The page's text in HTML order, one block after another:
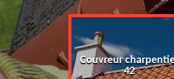
toiture 42
Couvreur
42